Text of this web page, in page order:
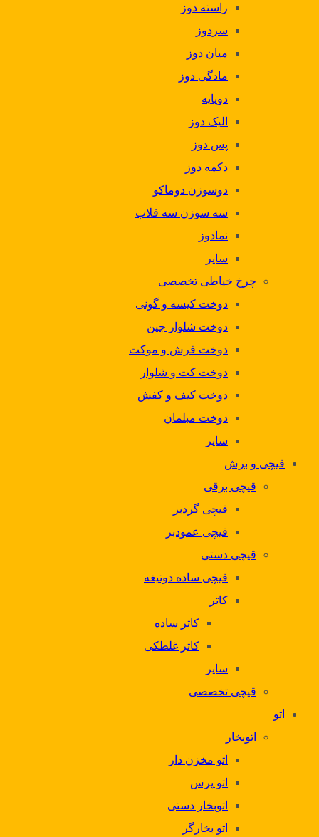
راسته دوز
سردوز
میان دوز
مادگی دوز
دوپایه
الیک دوز
پس دوز
دکمه دوز
دوسوزن دوماکو
سه سوزن سه قلاب
نمادوز
سایر
چرخ خیاطی تخصصی
دوخت کیسه و گونی
دوخت شلوار جین
دوخت فرش و موکت
دوخت کت و شلوار
دوخت کیف و کفش
دوخت مبلمان
سایر
قیچی و برش
قیچی برقی
قیچی گردبر
قیچی عمودبر
قیچی دستی
قیچی ساده دوتیغه
کاتر
کاتر ساده
کاتر غلطکی
سایر
قیچی تخصصی
اتو
اتوبخار
اتو مخزن دار
اتو پرس
اتوبخار دستی
اتو بخارگر